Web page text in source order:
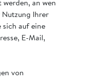
an wen
Ihrer
sich auf eine
E-Mail,
von